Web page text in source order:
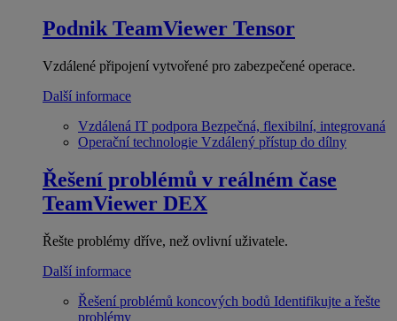
Podnik TeamViewer Tensor
Vzdálené připojení vytvořené pro zabezpečené operace.
Další informace
Vzdálená IT podpora Bezpečná, flexibilní, integrovaná
Operační technologie Vzdálený přístup do dílny
Řešení problémů v reálném čase
TeamViewer DEX
Řešte problémy dříve, než ovlivní uživatele.
Další informace
Řešení problémů koncových bodů Identifikujte a řešte
problémy